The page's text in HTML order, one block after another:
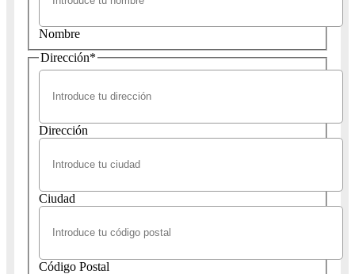
Nombre
Dirección*
Dirección
Ciudad
Código Postal